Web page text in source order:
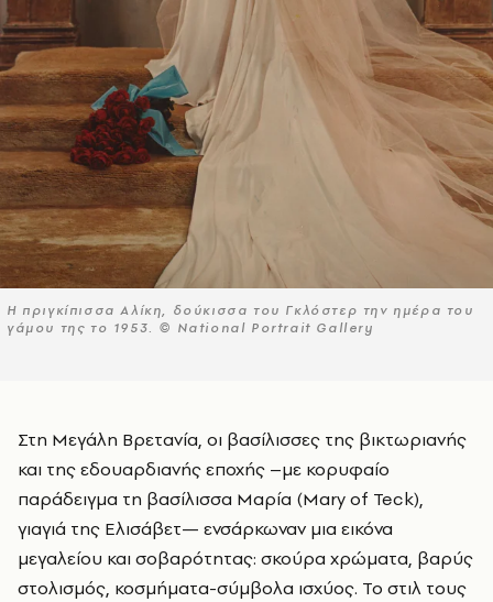
H πριγκίπισσα Αλίκη, δούκισσα του Γκλόστερ την ημέρα του
γάμου της το 1953. © National Portrait Gallery
Στη Μεγάλη Βρετανία, οι βασίλισσες της βικτωριανής
και της εδουαρδιανής εποχής –με κορυφαίο
παράδειγμα τη βασίλισσα Μαρία (Maryof Teck),
γιαγιά της Ελισάβετ— ενσάρκωναν μια εικόνα
μεγαλείου και σοβαρότητας: σκούρα χρώματα, βαρύς
στολισμός, κοσμήματα-σύμβολα ισχύος. Το στιλ τους